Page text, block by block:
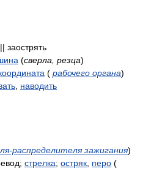
|| заострять
(сверла, резца)
( рабочего органа)
, наводить
распределителя зажигания)
стрелка; остряк, перо (